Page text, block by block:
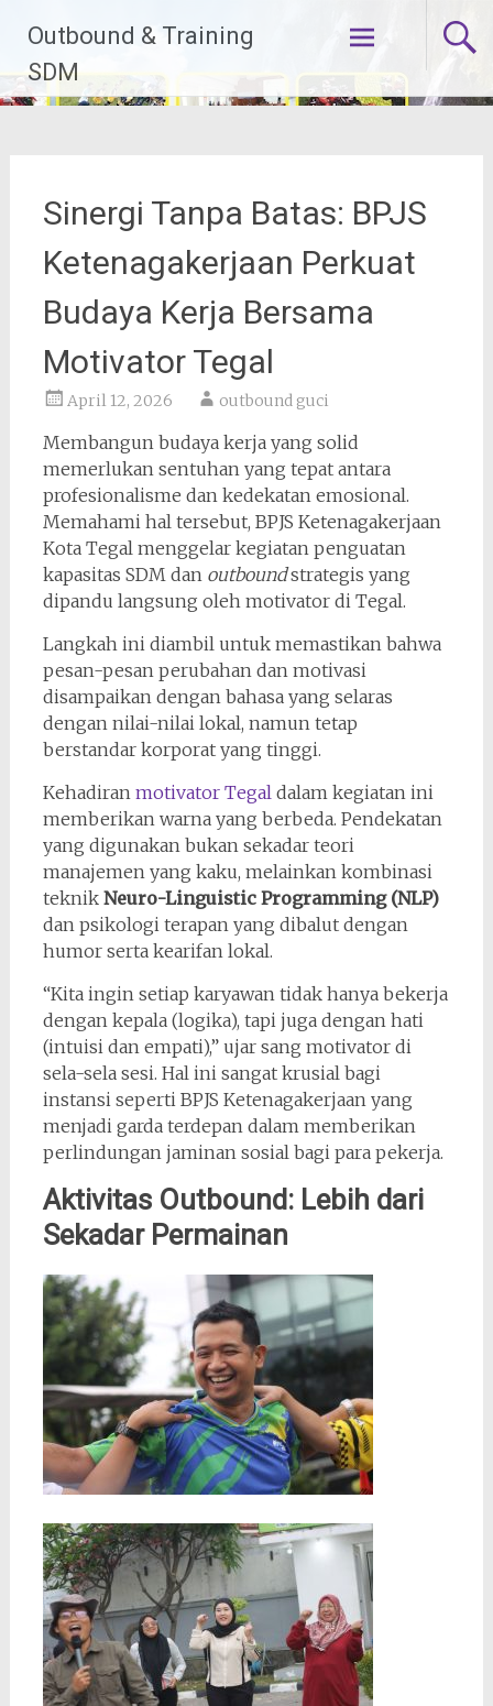
konten
Outbound & Training
SDM
Sinergi Tanpa Batas: BPJS
Ketenagakerjaan Perkuat
Budaya Kerja Bersama
Motivator Tegal
April 12, 2026 outbound guci
Membangun budaya kerja yang solid
memerlukan sentuhan yang tepat antara
profesionalisme dan kedekatan emosional.
Memahami hal tersebut, BPJS Ketenagakerjaan
Kota Tegal menggelar kegiatan penguatan
kapasitas SDM dan outboundstrategis yang
dipandu langsung oleh motivator di Tegal.
Langkah ini diambil untuk memastikan bahwa
pesan-pesan perubahan dan motivasi
disampaikan dengan bahasa yang selaras
dengan nilai-nilai lokal, namun tetap
berstandar korporat yang tinggi.
Kehadiran motivator Tegaldalam kegiatan ini
memberikan warna yang berbeda. Pendekatan
yang digunakan bukan sekadar teori
manajemen yang kaku, melainkan kombinasi
teknik Neuro-Linguistic Programming (NLP)
dan psikologi terapan yang dibalut dengan
humor serta kearifan lokal.
“Kita ingin setiap karyawan tidak hanya bekerja
dengan kepala (logika), tapi juga dengan hati
(intuisi dan empati),” ujar sang motivator di
sela-sela sesi. Hal ini sangat krusial bagi
instansi seperti BPJS Ketenagakerjaan yang
menjadi garda terdepan dalam memberikan
perlindungan jaminan sosial bagi para pekerja.
Aktivitas Outbound: Lebih dari
Sekadar Permainan